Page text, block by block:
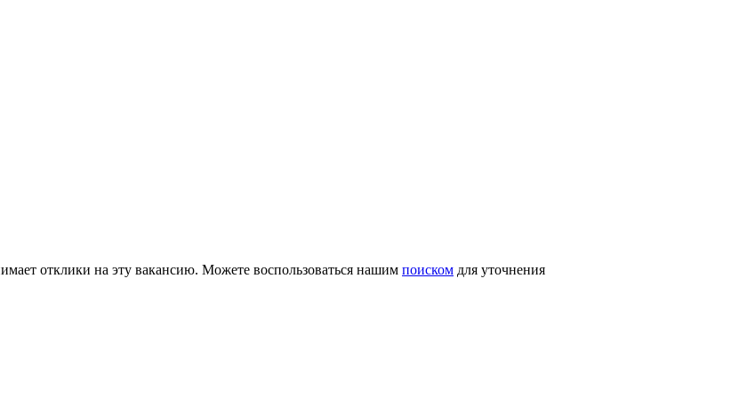
отклики на эту вакансию. Можете воспользоваться нашим поиском для уточнения